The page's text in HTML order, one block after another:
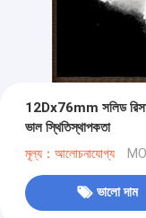
12Dx76mm সলিড
ভাল স্থিতিস্থাপকতা
মূল্য：আলোচনাযোগ্য
ভালো দাম